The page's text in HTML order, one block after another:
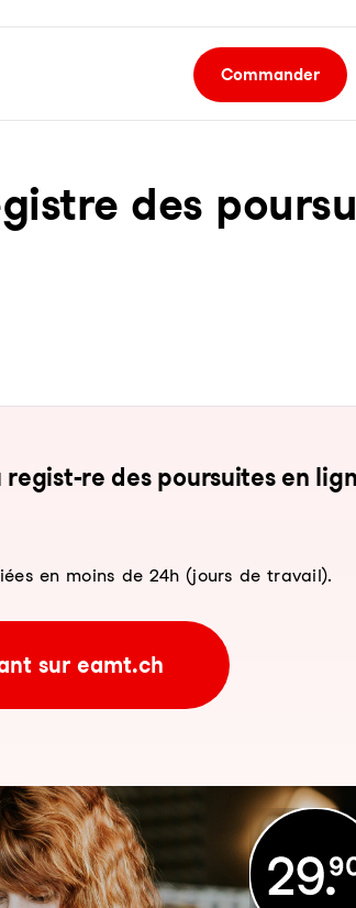
Commander
des
re des pour­sui­tes en
en moins de 24h (jours de travail).
sur eamt.ch